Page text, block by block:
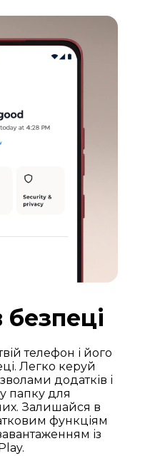
безпеці
телефон і його
Легко керуй
додатків і
папку для
Залишайся в
функціям
із